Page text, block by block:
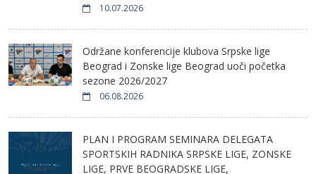
10.07.2026
Održane konferencije klubova Srpske lige
Beograd i Zonske lige Beograd uoči početka
sezone 2026/2027
06.08.2026
PLAN I PROGRAM SEMINARA DELEGATA
SPORTSKIH RADNIKA SRPSKE LIGE, ZONSKE
LIGE, PRVE BEOGRADSKE LIGE,